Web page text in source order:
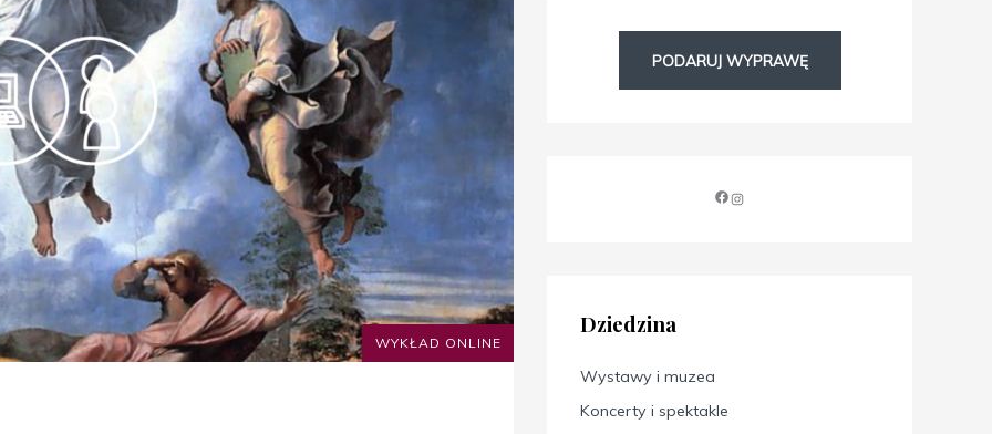
WYKŁAD ONLINE
PODARUJ WYPRAWĘ
Dziedzina
Wystawy i muzea
Koncerty i spektakle